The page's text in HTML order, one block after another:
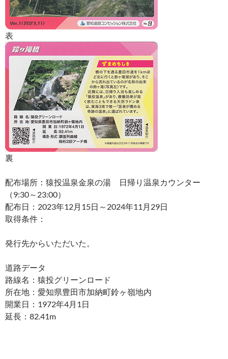
表
裏
配布場所：猿投温泉金泉の湯 日帰り温泉カウンター
（9:30～23:00）
配布日：2023年12月15日～2024年11月29日
取得条件：
発行先からいただいた。
道路データ
路線名：猿投グリーンロード
所在地：愛知県豊田市加納町鈴ヶ嶺地内
開業日：1972年4月1日
延長：82.41m